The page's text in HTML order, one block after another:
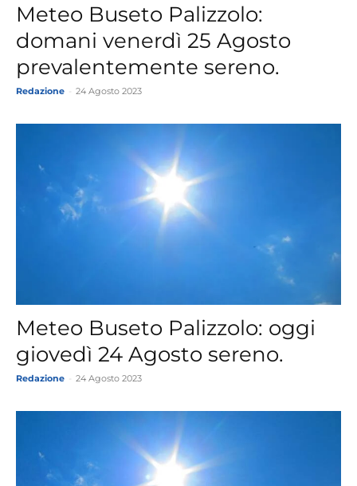
Meteo Buseto Palizzolo:
domani venerdì 25 Agosto
prevalentemente sereno.
Redazione 24 Agosto 2023
Meteo Buseto Palizzolo: oggi
giovedì 24 Agosto sereno.
Redazione 24 Agosto 2023